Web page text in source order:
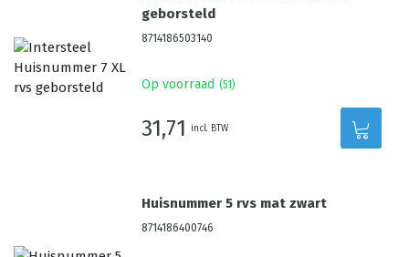
geborsteld
8714186503140
Op voorraad (51 )
31,71 incl. BTW
Huisnummer 5 rvs mat zwart
8714186400746